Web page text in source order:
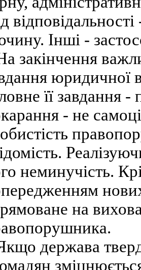
Інші -
закінчення
юридичної
її завдання
- не
неминучість.
на
держава